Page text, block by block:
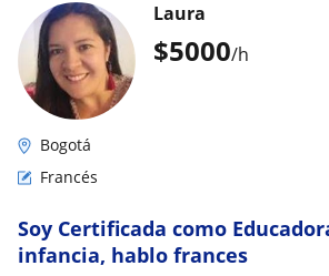
$5000/h
Laura
Bogotá
Francés
Soy Certificada como
infancia, hablo frances